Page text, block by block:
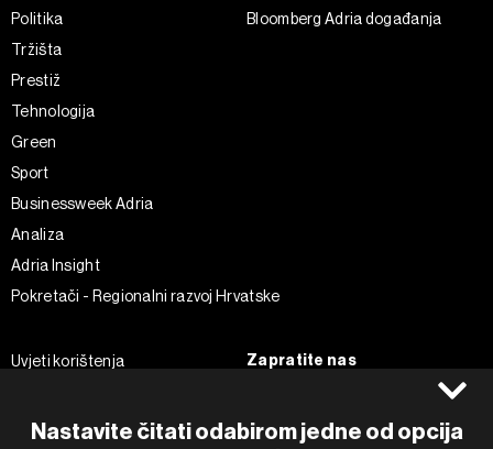
Nastavite čitati odabirom jedne od opcija
Politika
Tržišta
Prestiž
Tehnologija
Green
Sport
Businessweek Adria
Analiza
Adria Insight
Pokretači - Regionalni razvoj Hrvatske
Bloomberg Adria događanja
Uvjeti korištenja
Politika kolačića
Zapratite nas
Instagram